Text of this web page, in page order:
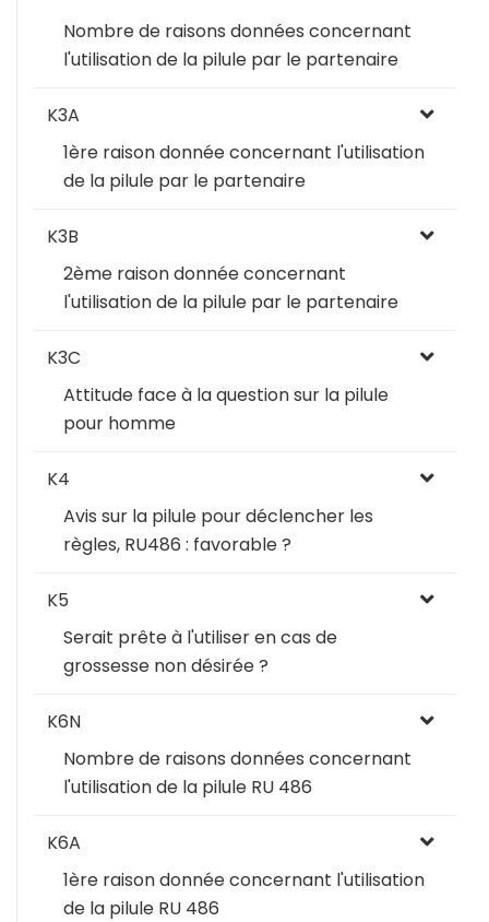
Nombre de raisons données concernant
l'utilisation de la pilule par le partenaire
K3A
1ère raison donnée concernant l'utilisation
de la pilule par le partenaire
K3B
2ème raison donnée concernant
l'utilisation de la pilule par le partenaire
K3C
Attitude face à la question sur la pilule
pour homme
K4
Avis sur la pilule pour déclencher les
règles, RU486 : favorable ?
K5
Serait prête à l'utiliser en cas de
grossesse non désirée ?
K6N
Nombre de raisons données concernant
l'utilisation de la pilule RU 486
K6A
1ère raison donnée concernant l'utilisation
de la pilule RU 486